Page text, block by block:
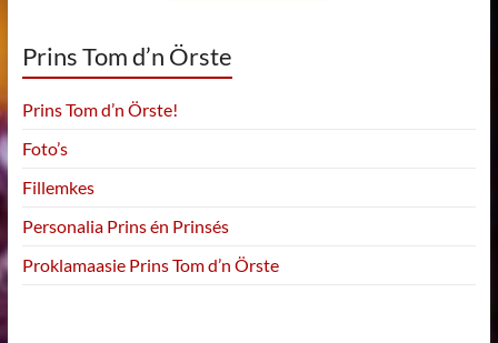
Prins Tom d’n Örste
Prins Tom d’n Örste!
Foto’s
Fillemkes
Personalia Prins én Prinsés
Proklamaasie Prins Tom d’n Örste